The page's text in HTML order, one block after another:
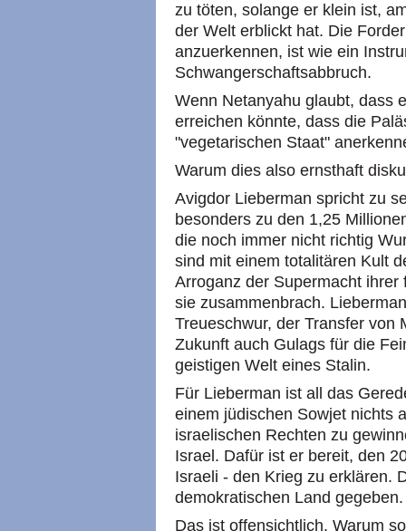
zu töten, solange er klein ist,
der Welt erblickt hat. Die
anzuerkennen, ist wie ein
Schwangerschaftsabbruch.
Wenn Netanyahu glaubt, dass
erreichen könnte, dass die
"vegetarischen Staat"
Warum dies also ernsthaft
Avigdor Lieberman spricht zu
besonders zu den 1,25
die noch immer nicht richtig
sind mit einem totalitären Kult
Arroganz der Supermacht
sie zusammenbrach.
Treueschwur, der Transfer von
Zukunft auch Gulags für die
geistigen Welt eines Stalin.
Für Lieberman ist all das
einem jüdischen Sowjet nichts
israelischen Rechten zu
Israel. Dafür ist er bereit, den
Israeli - den Krieg zu erklären.
demokratischen Land gegeben.
Das ist offensichtlich. Warum